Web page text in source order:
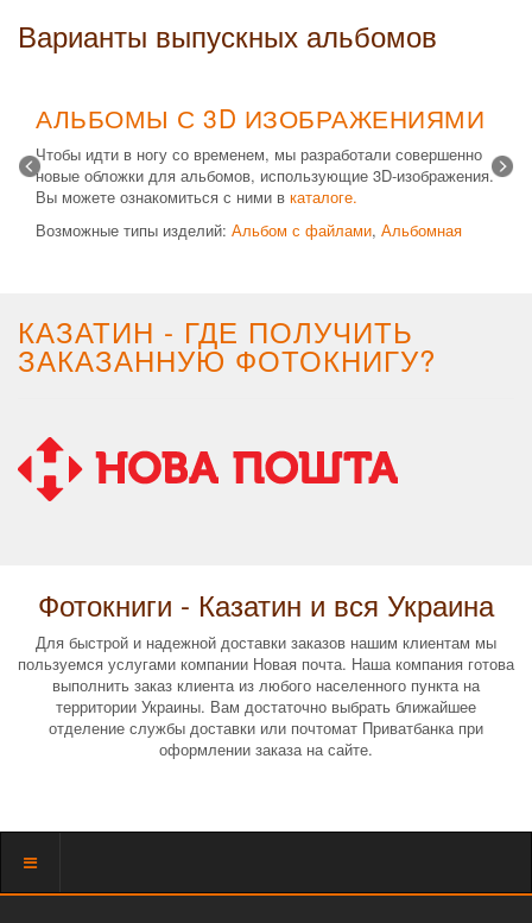
Варианты выпускных альбомов
АЛЬБОМЫ С 3D ИЗОБРАЖЕНИЯМИ
Чтобы идти в ногу со временем, мы разработали совершенно
новые обложки для альбомов, использующие 3D-изображения.
Вы можете ознакомиться с ними в каталоге.
Возможные типы изделий: Альбом с файлами, Альбомная
КАЗАТИН - ГДЕ ПОЛУЧИТЬ
ЗАКАЗАННУЮ ФОТОКНИГУ?
Фотокниги - Казатин и вся Украина
Для быстрой и надежной доставки заказов нашим клиентам мы
пользуемся услугами компании Новая почта. Наша компания готова
выполнить заказ клиента из любого населенного пункта на
территории Украины. Вам достаточно выбрать ближайшее
отделение службы доставки или почтомат Приватбанка при
оформлении заказа на сайте.
Показать